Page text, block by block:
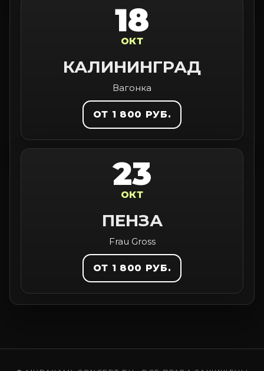
18
ОКТ
КАЛИНИНГРАД
Вагонка
ОТ 1 800 РУБ.
23
ОКТ
ПЕНЗА
Frau Gross
ОТ 1 800 РУБ.